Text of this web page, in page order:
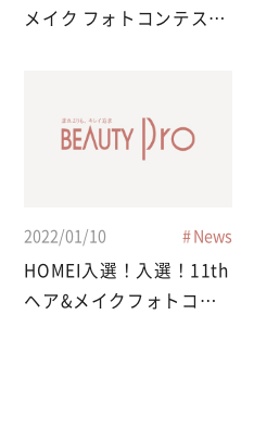
メイク フォトコンテスト
2022/01/10 News
HOMEI入選！入選！11th
ヘア&メイクフォトコン